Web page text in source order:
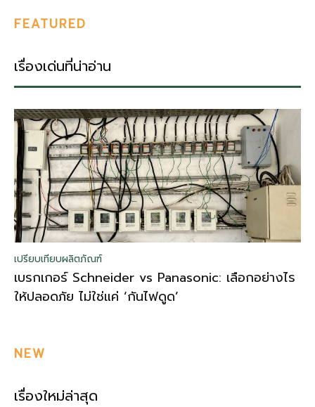
FEATURED
เรื่องเด่นที่น่าอ่าน
เปรียบเทียบผลิตภัณฑ์
เบรกเกอร์ Schneider vs Panasonic: เลือกอย่างไร
ให้ปลอดภัย ไม่ใช่แค่ ‘กันไฟดูด’
NEW
เรื่องใหม่ล่าสุด